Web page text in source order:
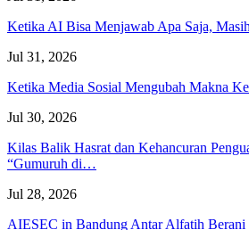
Ketika AI Bisa Menjawab Apa Saja,
Jul 31, 2026
Ketika Media Sosial Mengubah Makna
Jul 30, 2026
Kilas Balik Hasrat dan Kehancuran
“Gumuruh di…
Jul 28, 2026
AIESEC in Bandung Antar Alfatih Berani